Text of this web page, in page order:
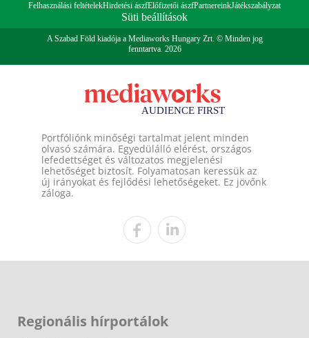
Felhasználási feltételekHirdetési ászfElőfizetői ászfPartnereinkJátékszabályzat
Süti beállítások
A Szabad Föld kiadója a Mediaworks Hungary Zrt. © Minden jog
fenntartva. 2026
Portfóliónk minőségi tartalmat jelent minden
olvasó számára. Egyedülálló elérést, országos
lefedettséget és változatos megjelenési
lehetőséget biztosít. Folyamatosan keressük az
új irányokat és fejlődési lehetőségeket. Ez jövőnk
záloga.
Regionális hírportálok